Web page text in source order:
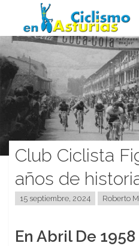
CICLISMO EN
Club Ciclista
años de
15 septiembre, 2024 Roberto
En Abril De